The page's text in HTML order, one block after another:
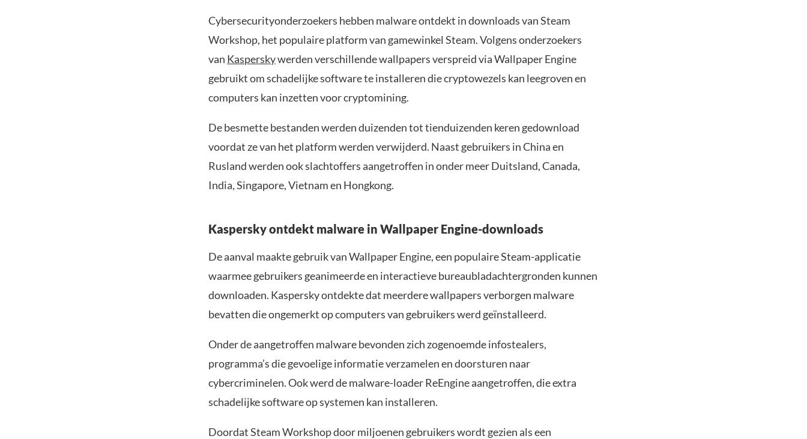
Cybersecurityonderzoekers hebben malware ontdekt in downloads van Steam
Workshop, het populaire platform van gamewinkel Steam. Volgens onderzoekers
van Kasperskywerden verschillende wallpapers verspreid via Wallpaper Engine
gebruikt om schadelijke software te installeren die cryptowezels kan leegroven en
computers kan inzetten voor cryptomining.
De besmette bestanden werden duizenden tot tienduizenden keren gedownload
voordat ze van het platform werden verwijderd. Naast gebruikers in China en
Rusland werden ook slachtoffers aangetroffen in onder meer Duitsland, Canada,
India, Singapore, Vietnam en Hongkong.
Kaspersky ontdekt malware in Wallpaper Engine-downloads
De aanval maakte gebruik van Wallpaper Engine, een populaire Steam-applicatie
waarmee gebruikers geanimeerde en interactieve bureaubladachtergronden kunnen
downloaden. Kaspersky ontdekte dat meerdere wallpapers verborgen malware
bevatten die ongemerkt op computers van gebruikers werd geïnstalleerd.
Onder de aangetroffen malware bevonden zich zogenoemde infostealers,
programma’s die gevoelige informatie verzamelen en doorsturen naar
cybercriminelen. Ook werd de malware-loader ReEngine aangetroffen, die extra
schadelijke software op systemen kan installeren.
Doordat Steam Workshop door miljoenen gebruikers wordt gezien als een